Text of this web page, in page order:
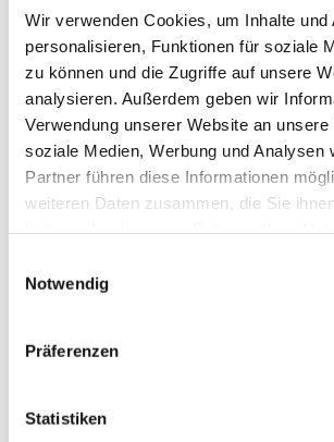
Wir verwenden Cookies, um Inhalte und
personalisieren, Funktionen für soziale
zu können und die Zugriffe auf unsere
analysieren. Außerdem geben wir
Verwendung unserer Website an
soziale Medien, Werbung und Analysen
Partner führen diese Informationen
weiteren Daten zusammen, die Sie
Notwendig
Präferenzen
Statistiken
"Jeder Tag an dem du nicht lächelst,
verlorener Tag."
( Ch. Chaplin)